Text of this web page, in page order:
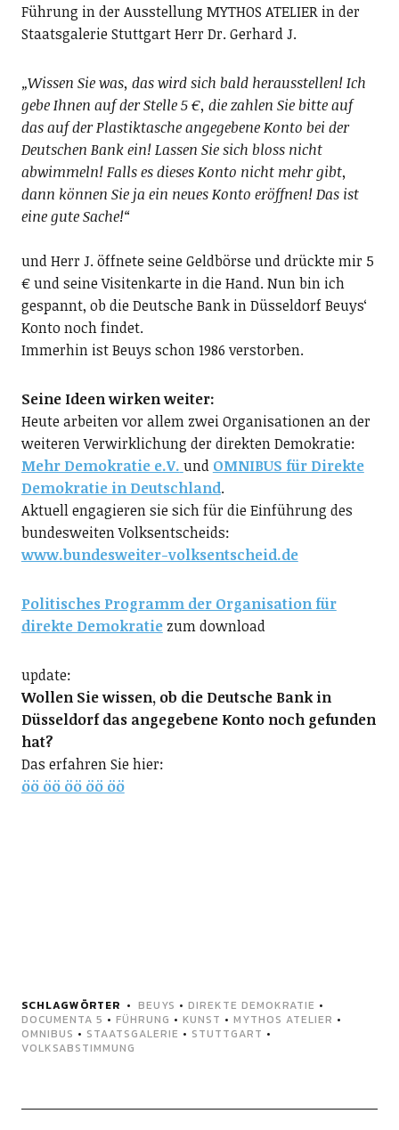
Führung in der Ausstellung MYTHOS ATELIER in der
Staatsgalerie Stuttgart Herr Dr. Gerhard J.
„Wissen Sie was, das wird sich bald herausstellen! Ich
gebe Ihnen auf der Stelle 5 €, die zahlen Sie bitte auf
das auf der Plastiktasche angegebene Konto bei der
Deutschen Bank ein! Lassen Sie sich bloss nicht
abwimmeln! Falls es dieses Konto nicht mehr gibt,
dann können Sie ja ein neues Konto eröffnen! Das ist
eine gute Sache!“
und Herr J. öffnete seine Geldbörse und drückte mir 5
€ und seine Visitenkarte in die Hand. Nun bin ich
gespannt, ob die Deutsche Bank in Düsseldorf Beuys‘
Konto noch findet.
Immerhin ist Beuys schon 1986 verstorben.
Seine Ideen wirken weiter:
Heute arbeiten vor allem zwei Organisationen an der
weiteren Verwirklichung der direkten Demokratie:
Mehr Demokratie e.V. und OMNIBUS für Direkte
Demokratie in Deutschland.
Aktuell engagieren sie sich für die Einführung des
bundesweiten Volksentscheids:
www.bundesweiter-volksentscheid.de
Politisches Programm der Organisation für
direkte Demokratie zum download
update:
Wollen Sie wissen, ob die Deutsche Bank in
Düsseldorf das angegebene Konto noch gefunden
hat?
Das erfahren Sie hier:
öö öö öö öö öö
SCHLAGWÖRTER BEUYS • DIREKTE DEMOKRATIE •
DOCUMENTA 5 • FÜHRUNG • KUNST • MYTHOS ATELIER •
OMNIBUS • STAATSGALERIE • STUTTGART •
VOLKSABSTIMMUNG